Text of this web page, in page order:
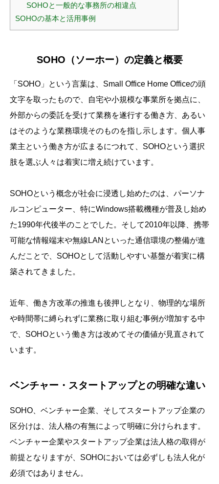
SOHOと一般的な事務所の相違点
SOHOの基本と活用事例
SOHO（ソーホー）の定義と概要
「SOHO」という言葉は、Small Office Home Officeの頭
文字を取ったもので、自宅や小規模な事業所を拠点に、
外部からの委託を受けて業務を遂行する働き方、あるい
はそのような業務環境そのものを指し示します。個人事
業主という働き方が広まるにつれて、SOHOという選択
肢を選ぶ人々は着実に増え続けています。
SOHOという概念が社会に浸透し始めたのは、パーソナ
ルコンピューター、特にWindows搭載機種が普及し始め
た1990年代後半のことでした。そして2010年以降、携帯
可能な情報端末や無線LANといった通信環境の整備が進
んだことで、SOHOとして活動しやすい基盤が着実に構
築されてきました。
近年、働き方改革の推進も後押しとなり、物理的な場所
や時間帯に縛られずに業務に取り組む事例が増加する中
で、SOHOという働き方は改めてその価値が見直されて
います。
ベンチャー・スタートアップとの明確な違い
SOHO、ベンチャー企業、そしてスタートアップ企業の
区分けは、法人格の有無によって明確に分けられます。
ベンチャー企業やスタートアップ企業は法人格の取得が
前提となりますが、SOHOにおいては必ずしも法人化が
必須ではありません。